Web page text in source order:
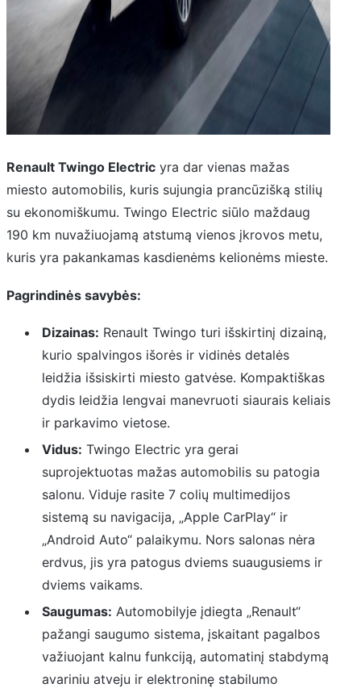
Renault Twingo Electric yra dar vienas mažas
miesto automobilis, kuris sujungia prancūzišką stilių
su ekonomiškumu. Twingo Electric siūlo maždaug
190 km nuvažiuojamą atstumą vienos įkrovos metu,
kuris yra pakankamas kasdienėms kelionėms mieste.
Pagrindinės savybės:
Dizainas: Renault Twingo turi išskirtinį dizainą,
kurio spalvingos išorės ir vidinės detalės
leidžia išsiskirti miesto gatvėse. Kompaktiškas
dydis leidžia lengvai manevruoti siaurais keliais
ir parkavimo vietose.
Vidus: Twingo Electric yra gerai
suprojektuotas mažas automobilis su patogia
salonu. Viduje rasite 7 colių multimedijos
sistemą su navigacija, „Apple CarPlay“ ir
„Android Auto“ palaikymu. Nors salonas nėra
erdvus, jis yra patogus dviems suaugusiems ir
dviems vaikams.
Saugumas: Automobilyje įdiegta „Renault“
pažangi saugumo sistema, įskaitant pagalbos
važiuojant kalnu funkciją, automatinį stabdymą
avariniu atveju ir elektroninę stabilumo